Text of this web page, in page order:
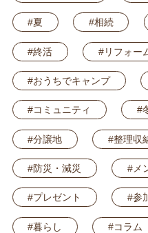
#夏 #相続
#終活 #リフォー
#おうちでキャンプ
#コミュニティ #
#分譲地 #整理収
#防災・減災 #メ
#プレゼント #参
#暮らし #コラム